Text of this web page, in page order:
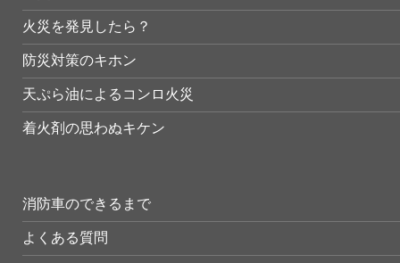
火災を発見したら？
防災対策のキホン
天ぷら油によるコンロ火災
着火剤の思わぬキケン
消防車のできるまで
よくある質問